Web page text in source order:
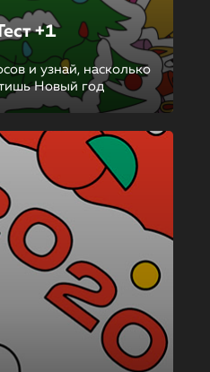
+1
и узнай, насколько
Новый год